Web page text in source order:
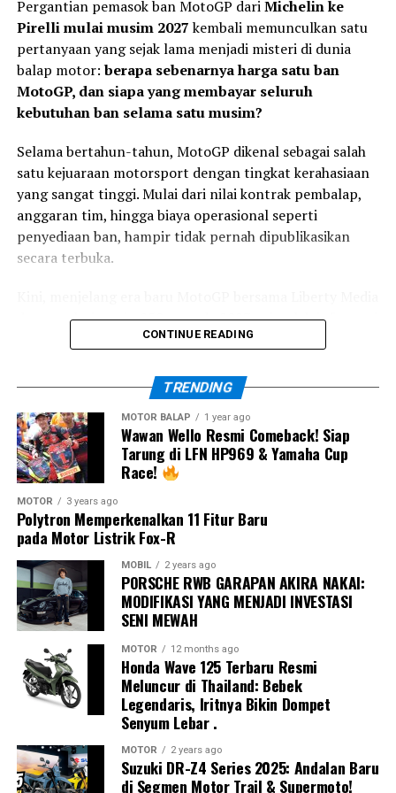
Veda Bidik Performa Lebih
Konsisten
Di sisi lain, Veda memiliki target yang berbeda. Setelah
kedelapan di Jerman, pembalap #9 ingin
mempertahankan tren positif sekaligus semakin
mendekati kelompok terdepan.
Veda menilai Silverstone merupakan sirkuit yang spesial
karena karakter lintasannya yang panjang dan cepat. Ia
tampil kompetitif hingga race day.
“Target saya adalah terus
berkembang, tampil
kompetitif sepanjang akhir
pekan, dan bertarung lebih
dekat di barisan depan.”
Team Manager Honda Team Asia, Hiroshi Aoyama, juga
berharap Veda mampu melanjutkan progresnya.
Sementara bagi Kiattisak, seri Silverstone menjadi
kesempatan penting untuk mengumpulkan pengalaman
di panggung balap dunia.
Dengan absennya Zen Mitani dan hadirnya Kiattisak
Singhapong, perhatian publik Indonesia tentu akan
tertuju pada garasi Honda Team Asia.Akankah Veda
kembali mencetak hasil positif, sementara Kiattisak
mampu memberikan kejutan dalam debutnya di
Moto3?
Usai balapan, Kiandra mengakui kesalahan saat start
menjadi faktor utama yang memengaruhi hasil akhir.
“Saya melakukan
sehingga motor mengalami
wheelie dan saya turun ke
posisi ke-18. Rombongan
terdepan sudah terlalu
jauh untuk dikejar,
sehingga saya memutuskan
bertarung di grup kedua
demi mengamankan poin.”
Ia juga menegaskan akan memanfaatkan jeda musim
panas untuk meningkatkan performa sebelum seri
berikutnya.
“Ini bukan akhir pekan
terbaik, tapi banyak
pelajaran yang kami dapat.
Saya akan memanfaatkan
jeda musim panas untuk
Pergantian pemasok ban MotoGP dariMichelin ke
Pirelli mulai musim 2027kembali memunculkan satu
pertanyaan yang sejak lama menjadi misteri di dunia
balap motor:berapa sebenarnya harga satu ban
MotoGP, dan siapa yang membayar seluruh
kebutuhan ban selama satu musim?
Selama bertahun-tahun, MotoGP dikenal sebagai salah
satu kejuaraan motorsport dengan tingkat kerahasiaan
yang sangat tinggi. Mulai dari nilai kontrak pembalap,
anggaran tim, hingga biaya operasional seperti
penyediaan ban, hampir tidak pernah dipublikasikan
secara terbuka.
dan regulasi mesin 850 cc pada 2027, sejumlah informasi
Era Baru MotoGP: Michelin
Digantikan Pirelli
MotoGP pertama kali menerapkan sistem
single tyre
menjadi pemasok tunggal ban balap.
CONTINUE READING
TRENDING
MOTOR BALAP 1 year ago
Wawan Wello Resmi Comeback! Siap
Tarung di LFN HP969 & Yamaha Cup
Race!
MOTOR 3 years ago
Polytron Memperkenalkan 11 Fitur Baru
pada Motor Listrik Fox-R
MOBIL 2 years ago
PORSCHE RWB GARAPAN AKIRA NAKAI:
MODIFIKASI YANG MENJADI INVESTASI
SENI MEWAH
MOTOR 12 months ago
Honda Wave 125 Terbaru Resmi
Meluncur di Thailand: Bebek
Legendaris, Iritnya Bikin Dompet
Senyum Lebar .
MOTOR 2 years ago
Suzuki DR-Z4 Series 2025: Andalan Baru
di Segmen Motor Trail & Supermoto!